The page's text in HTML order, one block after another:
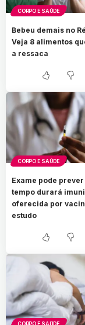
CORPO E SAÚDE
Bebeu demais no
Veja 8 alimentos
a ressaca
CORPO E SAÚDE
Exame pode
tempo durará
oferecida por
estudo
CORPO E SAÚDE